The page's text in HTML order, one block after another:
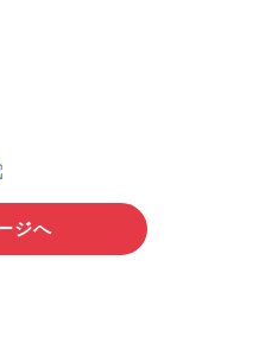
ジへ